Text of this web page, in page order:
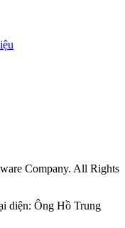
Company. All Rights
diện: Ông Hồ Trung